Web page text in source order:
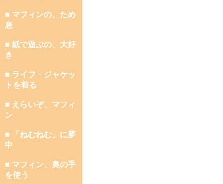
■ マフィンの、ため
息
■ 紙で遊ぶの、大好
き
■ ライフ・ジャケッ
トを着る
■ えらいぞ、マフィ
ン
■ 「ねむねむ」に夢
中
■ マフィン、奥の手
を使う